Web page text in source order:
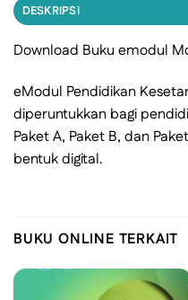
DESKRIPSI
Download Buku emodul
eModul Pendidikan
diperuntukkan bagi
Paket A, Paket B, dan
bentuk digital.
BUKU ONLINE TERKAIT